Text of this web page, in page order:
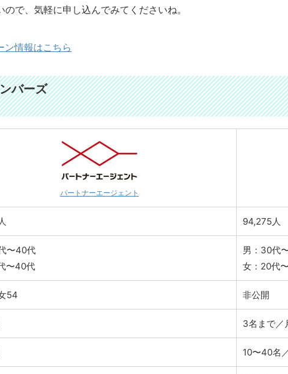
で、気軽に申し込んでみてくださいね。
情報はこちら
バーズ
パートナーエージェント
94,275人
〜40代
〜40代
男：30代
女：20代
54 非公開
3名まで／
10〜40名